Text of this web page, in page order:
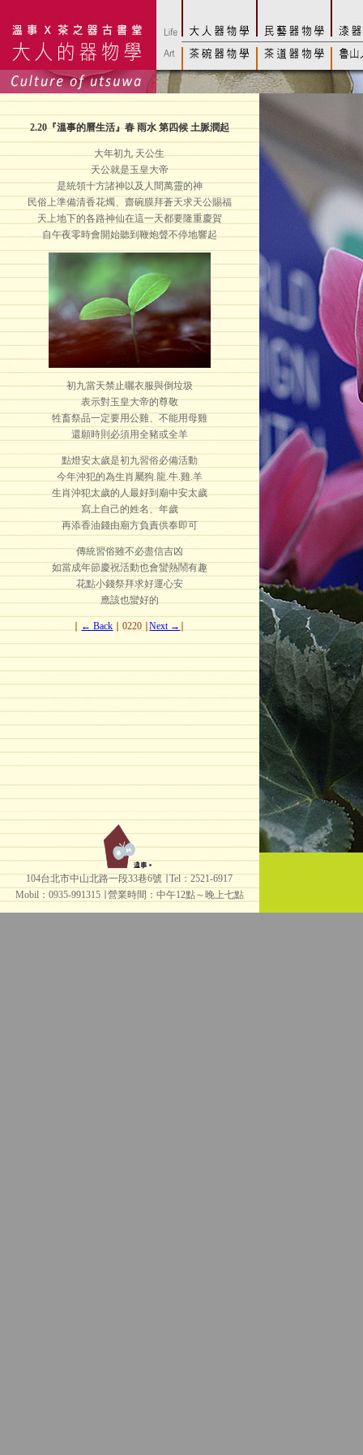
2.20『溫事的曆生活』春 雨水 第四候 土脈潤起
大年初九 天公生
天公就是玉皇大帝
是統領十方諸神以及人間萬靈的神
民俗上準備清香花燭、齋碗膜拜蒼天求天公賜福
天上地下的各路神仙在這一天都要隆重慶賀
自午夜零時會開始聽到鞭炮聲不停地響起
初九當天禁止曬衣服與倒垃圾
表示對玉皇大帝的尊敬
牲畜祭品一定要用公雞、不能用母雞
還願時則必須用全豬或全羊
點燈安太歲是初九習俗必備活動
今年沖犯的為生肖屬狗.龍.牛.雞.羊
生肖沖犯太歲的人最好到廟中安太歲
寫上自己的姓名、年歲
再添香油錢由廟方負責供奉即可
傳統習俗雖不必盡信吉凶
如當成年節慶祝活動也會蠻熱鬧有趣
花點小錢祭拜求好運心安
應該也蠻好的
← Back ∣ 0220 ∣Next →
104台北市中山北路一段33巷6號 ∣ Tel：2521-6917
Mobil：0935-991315 ∣
營業時間：中午12點～晚上七點